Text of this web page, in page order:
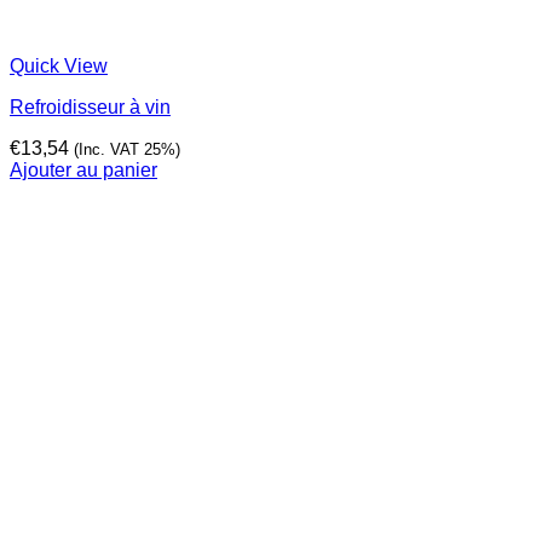
Quick View
Refroidisseur à vin
€13,54 (Inc. VAT 25%)
Ajouter au panier